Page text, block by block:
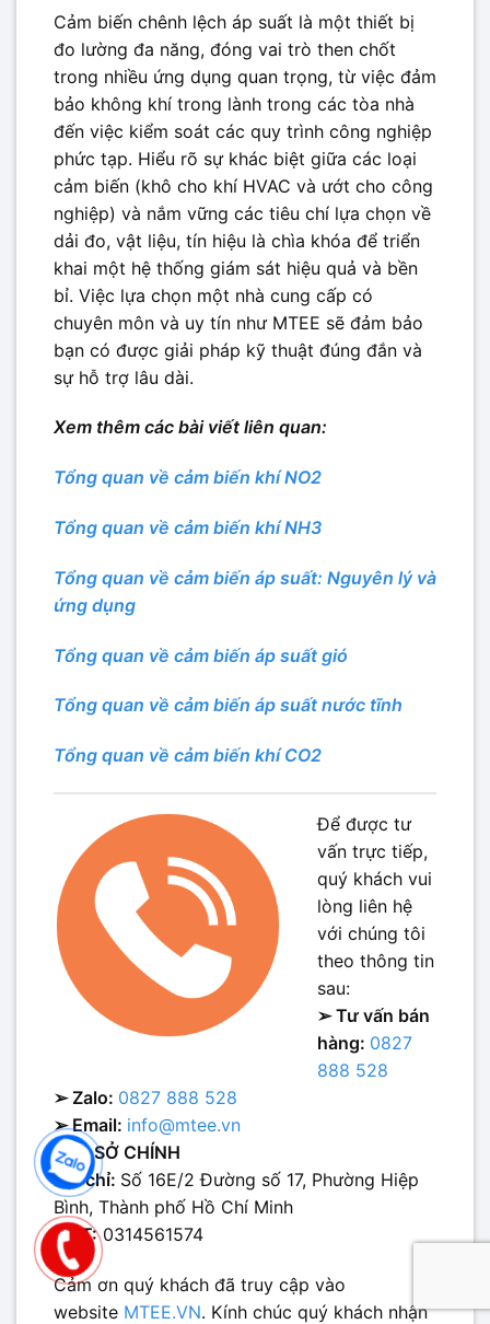
Cảm biến chênh lệch áp suất là một thiết bị
đo lường đa năng, đóng vai trò then chốt
trong nhiều ứng dụng quan trọng, từ việc đảm
bảo không khí trong lành trong các tòa nhà
đến việc kiểm soát các quy trình công nghiệp
phức tạp. Hiểu rõ sự khác biệt giữa các loại
cảm biến (khô cho khí HVAC và ướt cho công
nghiệp) và nắm vững các tiêu chí lựa chọn về
dải đo, vật liệu, tín hiệu là chìa khóa để triển
khai một hệ thống giám sát hiệu quả và bền
bỉ. Việc lựa chọn một nhà cung cấp có
chuyên môn và uy tín như MTEE sẽ đảm bảo
bạn có được giải pháp kỹ thuật đúng đắn và
sự hỗ trợ lâu dài.
Xem thêm các bài viết liên quan:
Tổng quan về cảm biến khí NO2
Tổng quan về cảm biến khí NH3
Tổng quan về cảm biến áp suất: Nguyên lý và
ứng dụng
Tổng quan về cảm biến áp suất gió
Tổng quan về cảm biến áp suất nước tĩnh
Tổng quan về cảm biến khí CO2
Để được tư
vấn trực tiếp,
quý khách vui
lòng liên hệ
với chúng tôi
theo thông tin
sau:
➢ Tư vấn bán
hàng: 0827
888 528
➢ Zalo: 0827 888 528
➢ Email: info@mtee.vn
TRỤ SỞ CHÍNH
Địa chỉ: Số 16E/2 Đường số 17, Phường Hiệp
Bình, Thành phố Hồ Chí Minh
MST:0314561574
Cảm ơn quý khách đã truy cập vào
website MTEE.VN. Kính chúc quý khách nhận